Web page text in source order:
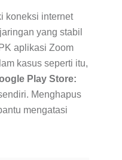
koneksi internet
yang stabil
aplikasi Zoom
kasus seperti itu,
Play Store:
Menghapus
mengatasi